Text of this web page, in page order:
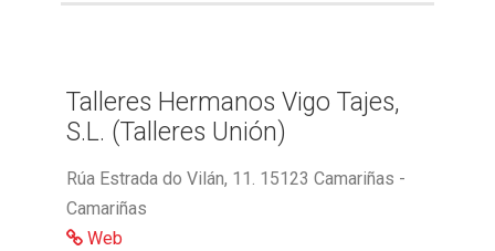
Talleres Hermanos Vigo Tajes,
S.L. (Talleres Unión)
Rúa Estrada do Vilán, 11. 15123 Camariñas -
Camariñas
Web